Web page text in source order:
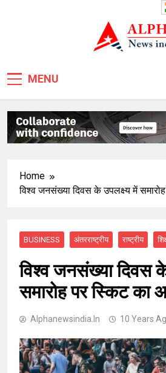
MENU
Home
विश्व जनसंख्या दिवस के उपलक्ष्य में
BUSINESS अंतरराष्ट्रीय राष्ट्रीय
विश्व जनसंख्या दिवस
समारोह पर स्किट का
Alphanewsindia.in 10 Years